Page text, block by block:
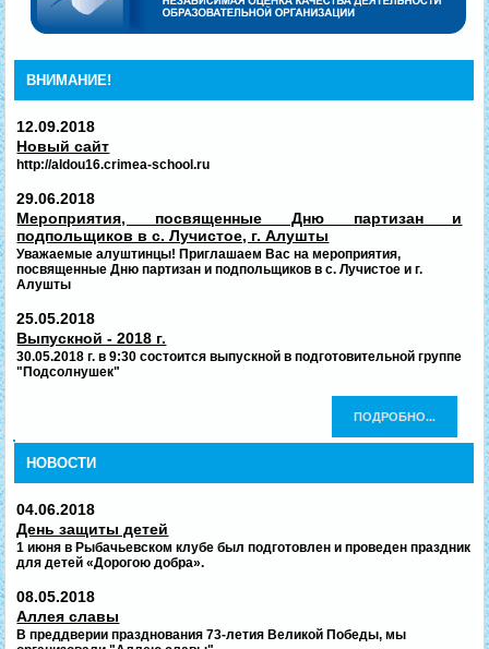
ВНИМАНИЕ!
12.09.2018
Новый сайт
http://aldou16.crimea-school.ru
29.06.2018
Мероприятия, посвященные Дню партизан и
подпольщиков в с. Лучистое, г. Алушты
Уважаемые алуштинцы! Приглашаем Вас на мероприятия,
посвященные Дню партизан и подпольщиков в с. Лучистое и г.
Алушты
25.05.2018
Выпускной - 2018 г.
30.05.2018 г. в 9:30 состоится выпускной в подготовительной группе
"Подсолнушек"
ПОДРОБНО...
НОВОСТИ
04.06.2018
День защиты детей
1 июня в Рыбачьевском клубе был подготовлен и проведен праздник
для детей «Дорогою добра».
08.05.2018
Аллея славы
В преддверии празднования 73-летия Великой Победы, мы